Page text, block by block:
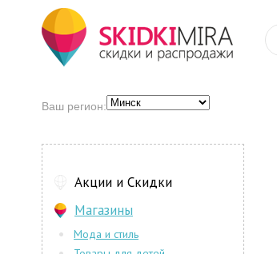
Ваш регион:
Акции и Скидки
Магазины
Мода и стиль